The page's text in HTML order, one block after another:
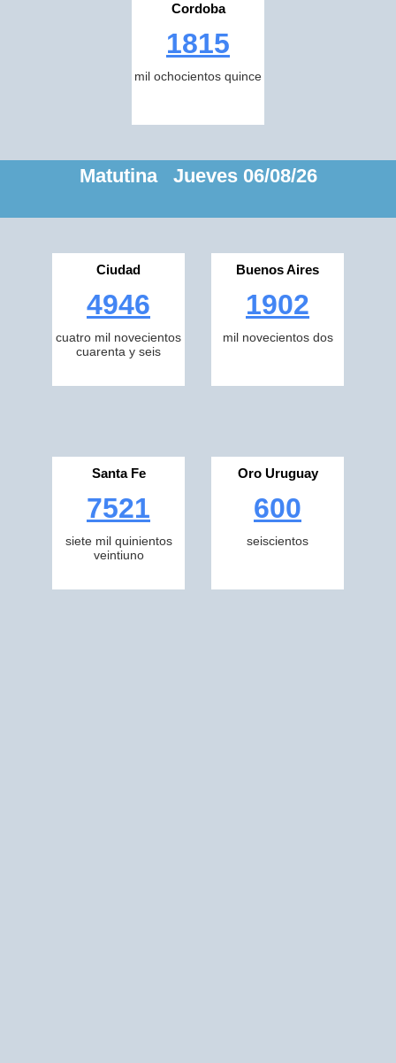
Cordoba
1815
mil ochocientos quince
Matutina Jueves 06/08/26
Ciudad
4946
cuatro mil novecientos
cuarenta y seis
Buenos Aires
1902
mil novecientos dos
Santa Fe
7521
siete mil quinientos
veintiuno
Oro Uruguay
600
seiscientos